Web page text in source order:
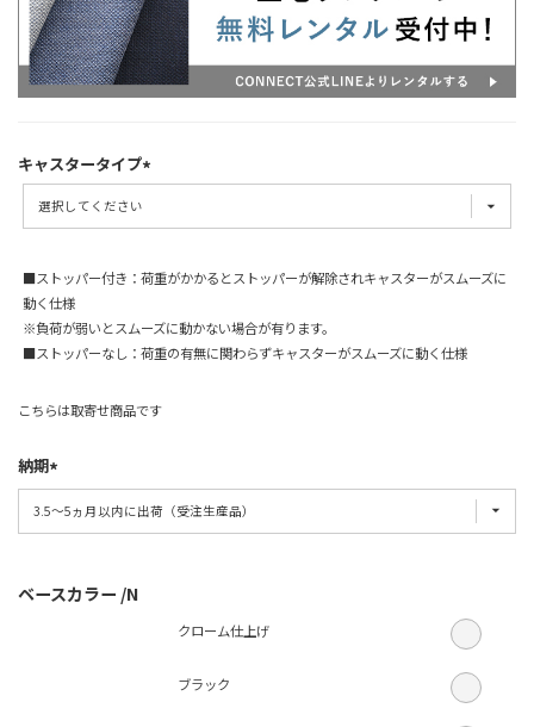
キャスタータイプ
■ストッパー付き：荷重がかかるとストッパーが解除されキャスターがスムーズに
動く仕様
※負荷が弱いとスムーズに動かない場合が有ります。
■ストッパーなし：荷重の有無に関わらずキャスターがスムーズに動く仕様
こちらは取寄せ商品です
納期
ベースカラー N
クローム仕上げ
ブラック